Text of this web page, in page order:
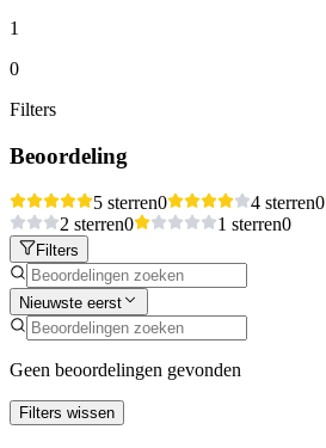
1
0
Filters
Beoordeling
5 sterren0 4 sterren0
2 sterren0 1 sterren0
Filters
Nieuwste eerst
Geen beoordelingen gevonden
Filters wissen